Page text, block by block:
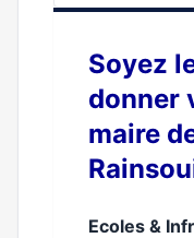
Soyez
donner
maire
Ecoles &